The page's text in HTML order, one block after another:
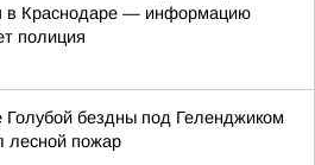
в Краснодаре — информацию
полиция
Голубой бездны под Геленджиком
лесной пожар